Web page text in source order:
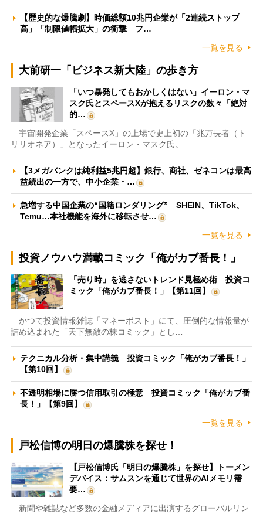
【歴史的な爆騰劇】時価総額10兆円企業が「2連続ストップ
高」「制限値幅拡大」の衝撃 フ…
一覧を見る
大前研一「ビジネス新大陸」の歩き方
「いつ暴発してもおかしくはない」イーロン・マ
スク氏とスペースXが抱えるリスクの数々「絶対
的…
宇宙開発企業「スペースX」の上場で史上初の「兆万長者（ト
リリオネア）」となったイーロン・マスク氏。…
【3メガバンクは純利益5兆円超】銀行、商社、ゼネコンは最高
益続出の一方で、中小企業・…
急増する中国企業の“国籍ロンダリング” SHEIN、TikTok、
Temu…本社機能を海外に移転させ…
一覧を見る
投資ノウハウ満載コミック「俺がカブ番長！」
「売り時」を逃さないトレンド見極め術 投資コ
ミック「俺がカブ番長！」【第11回】
かつて投資情報雑誌「マネーポスト」にて、圧倒的な情報量が
詰め込まれた「天下無敵の株コミック」とし…
テクニカル分析・集中講義 投資コミック「俺がカブ番長！」
【第10回】
不透明相場に勝つ信用取引の極意 投資コミック「俺がカブ番
長！」【第9回】
一覧を見る
戸松信博の明日の爆騰株を探せ！
【戸松信博氏「明日の爆騰株」を探せ】トーメン
デバイス：サムスンを通じて世界のAIメモリ需
要…
新聞や雑誌など多数の金融メディアに出演するグローバルリン